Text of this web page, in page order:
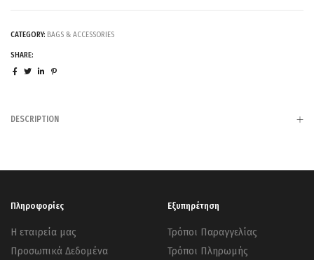
CATEGORY: BAGS & ACCESSORIES
SHARE:
DESCRIPTION
Πληροφορίες
Η εταιρεία μας
Προσωπικά Δεδομένα
Εξυπηρέτηση
Τρόποι Παραγγελίας
Τρόποι Πληρωμής